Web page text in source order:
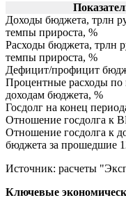
Доходы бюджета, трлн
темпы прироста, %
Расходы бюджета, трлн
темпы прироста, %
Дефицит/профицит
Процентные расходы по
доходам бюджета, %
Госдолг на конец
Отношение госдолга к
Отношение госдолга к
бюджета за прошедшие
Источник: расчеты
Ключевые